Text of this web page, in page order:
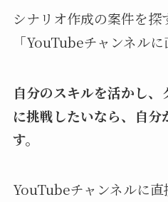
シナリオ作成の案件を探
「YouTubeチャンネル
自分のスキルを活かし
に挑戦したいなら、自
す。
YouTubeチャンネルに